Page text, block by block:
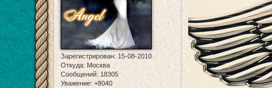
Зарегистрирован: 15-08-2010
Откуда: Москва
Сообщений: 18305
Уважение: +8040